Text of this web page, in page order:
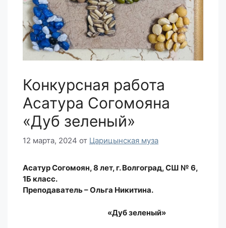
Конкурсная работа
Асатура Согомояна
«Дуб зеленый»
12 марта, 2024 от Царицынская муза
Асатур Согомоян, 8 лет, г. Волгоград, СШ № 6,
1Б класс.
Преподаватель – Ольга Никитина.
«Дуб зеленый»